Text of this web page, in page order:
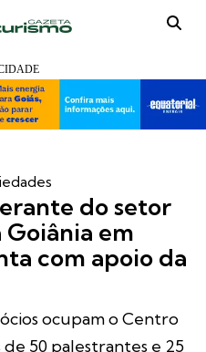
do setor
em
com apoio da
ocupam o Centro
50 palestrantes e 25